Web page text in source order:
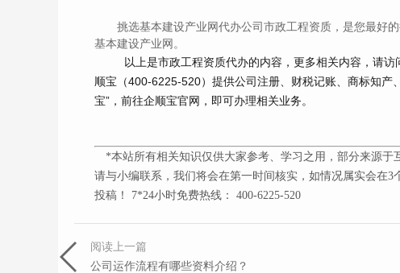
挑选基本建设产业网代办公司市政工程资质，是您最好的
基本建设产业网。
以上是市政工程资质代办的内容，更多相关内容，请访
顺宝（400-6225-520）提供公司注册、财税记账、商标知产
宝”，前往企顺宝官网，即可办理相关业务。
*本站所有相关知识仅供大家参考、学习之用，部分来源于
请与小编联系，我们将会在第一时间核实，如情况属实会在3
投稿！ 7*24小时免费热线： 400-6225-520
阅读上一篇
公司运作流程有哪些资料介绍？